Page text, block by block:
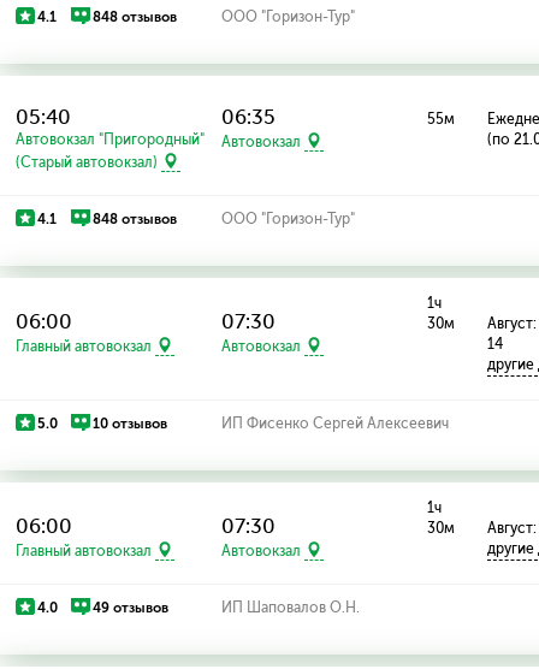
4.1 848 отзывов ООО "Горизон-Тур"
05:40
Автовокзал "Пригородный"
(Старый автовокзал)
06:35
Автовокзал
55м
(по
4.1 848 отзывов ООО "Горизон-Тур"
06:00
Главный автовокзал
07:30
Автовокзал
1ч
30м
14
5.0 10 отзывов ИП Фисенко Сергей Алексеевич
06:00
Главный автовокзал
07:30
Автовокзал
1ч
30м
4.0 49 отзывов ИП Шаповалов О.Н.